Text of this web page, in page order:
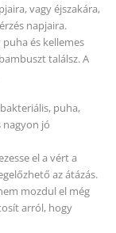
vagy éjszakára,
napjaira.
és kellemes
találsz. A
puha,
nagyon jó
el a vért a
az átázás.
mozdul el még
arról, hogy